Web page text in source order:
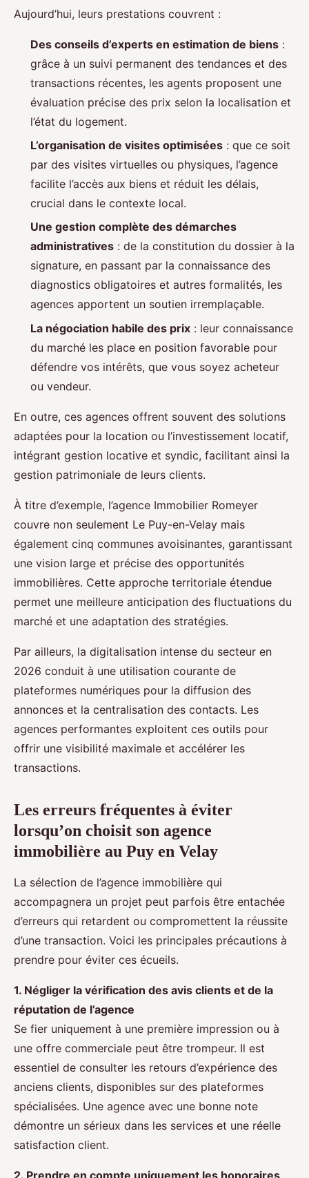
Aujourd’hui, leurs prestations couvrent :
Des conseils d’experts en estimation de biens :
grâce à un suivi permanent des tendances et des
transactions récentes, les agents proposent une
évaluation précise des prix selon la localisation et
l’état du logement.
L’organisation de visites optimisées : que ce soit
par des visites virtuelles ou physiques, l’agence
facilite l’accès aux biens et réduit les délais,
crucial dans le contexte local.
Une gestion complète des démarches
administratives : de la constitution du dossier à la
signature, en passant par la connaissance des
diagnostics obligatoires et autres formalités, les
agences apportent un soutien irremplaçable.
La négociation habile des prix : leur connaissance
du marché les place en position favorable pour
défendre vos intérêts, que vous soyez acheteur
ou vendeur.
En outre, ces agences offrent souvent des solutions
adaptées pour la location ou l’investissement locatif,
intégrant gestion locative et syndic, facilitant ainsi la
gestion patrimoniale de leurs clients.
À titre d’exemple, l’agence Immobilier Romeyer
couvre non seulement Le Puy-en-Velay mais
également cinq communes avoisinantes, garantissant
une vision large et précise des opportunités
immobilières. Cette approche territoriale étendue
permet une meilleure anticipation des fluctuations du
marché et une adaptation des stratégies.
Par ailleurs, la digitalisation intense du secteur en
2026 conduit à une utilisation courante de
plateformes numériques pour la diffusion des
annonces et la centralisation des contacts. Les
agences performantes exploitent ces outils pour
offrir une visibilité maximale et accélérer les
transactions.
Les erreurs fréquentes à éviter
lorsqu’on choisit son agence
immobilière au Puy en Velay
La sélection de l’agence immobilière qui
accompagnera un projet peut parfois être entachée
d’erreurs qui retardent ou compromettent la réussite
d’une transaction. Voici les principales précautions à
prendre pour éviter ces écueils.
1. Négliger la vérification des avis clients et de la
réputation de l’agence
Se fier uniquement à une première impression ou à
une offre commerciale peut être trompeur. Il est
essentiel de consulter les retours d’expérience des
anciens clients, disponibles sur des plateformes
spécialisées. Une agence avec une bonne note
démontre un sérieux dans les services et une réelle
satisfaction client.
2. Prendre en compte uniquement les honoraires